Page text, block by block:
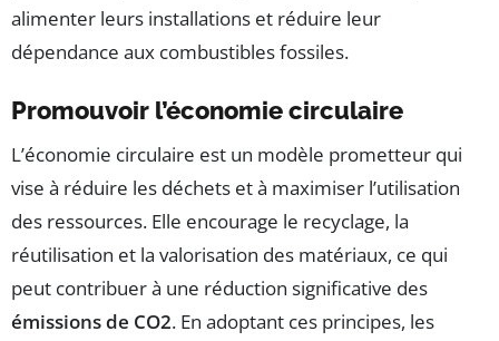
alimenter leurs installations et réduire leur
dépendance aux combustibles fossiles.
Promouvoir l’économie circulaire
L’économie circulaire est un modèle prometteur qui
vise à réduire les déchets et à maximiser l’utilisation
des ressources. Elle encourage le recyclage, la
réutilisation et la valorisation des matériaux, ce qui
peut contribuer à une réduction significative des
émissions de CO2. En adoptant ces principes, les